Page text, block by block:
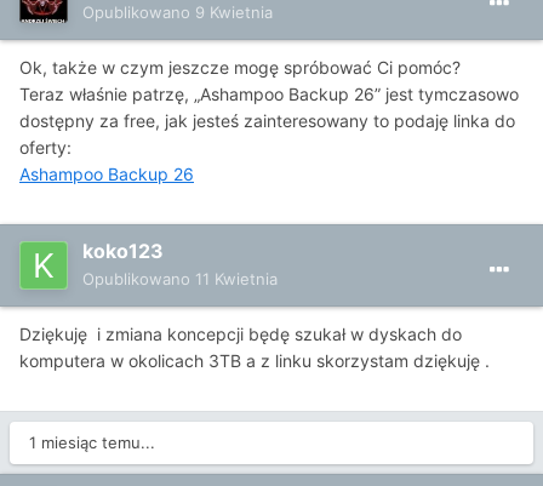
Opublikowano 9 Kwietnia
Ok, także w czym jeszcze mogę spróbować Ci pomóc?
Teraz właśnie patrzę, „Ashampoo Backup 26” jest tymczasowo
dostępny za free, jak jesteś zainteresowany to podaję linka do
oferty:
Ashampoo Backup 26
koko123
Opublikowano 11 Kwietnia
Dziękuję i zmiana koncepcji będę szukał w dyskach do
komputera w okolicach 3TB a z linku skorzystam dziękuję .
1 miesiąc temu...